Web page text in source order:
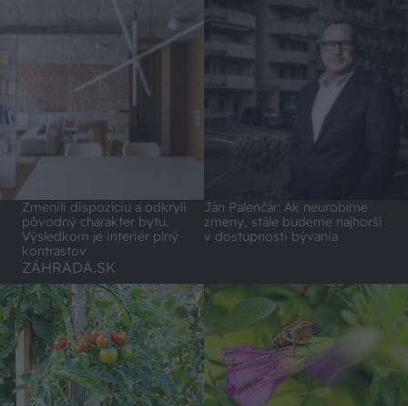
Zmenili dispozíciu a odkryli
pôvodný charakter bytu.
Výsledkom je interiér plný
kontrastov
Ján Palenčár: Ak neurobíme
zmeny, stále budeme najhorší
v dostupnosti bývania
ZÁHRADA.SK